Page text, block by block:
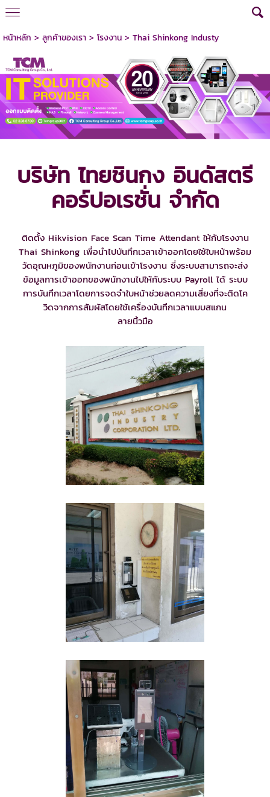
หน้าหลัก > ลูกค้าของเรา> โรงงาน> Thai Shinkong Industy
บริษัท ไทยชินกง อินดัสตรี
คอร์ปอเรชั่น จำกัด
ติดตั้ง Hikvision Face Scan Time Attendant ให้กับโรงงาน
Thai Shinkong เพื่อนำไปบันทึกเวลาเข้าออกโดยใช้ใบหน้าพร้อม
วัดอุณหภูมิของพนักงานก่อนเข้าโรงงาน ซี่งระบบสามารถจะส่ง
ข้อมูลการเข้าออกของพนักงานไปให้กับระบบ Payroll ได้ ระบบ
การบันทึกเวลาโดยการจดจำใบหน้าช่วยลดความเสี่ยงที่จะติดโค
วิดจากการสัมผัสโดยใช้เครื่องบันทึกเวลาแบบสแกน
ลายนิ้วมือ